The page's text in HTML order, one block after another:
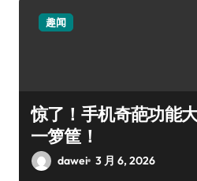
趣闻
惊了！手机奇葩功能
一箩筐！
dawei 3 月 6, 2026